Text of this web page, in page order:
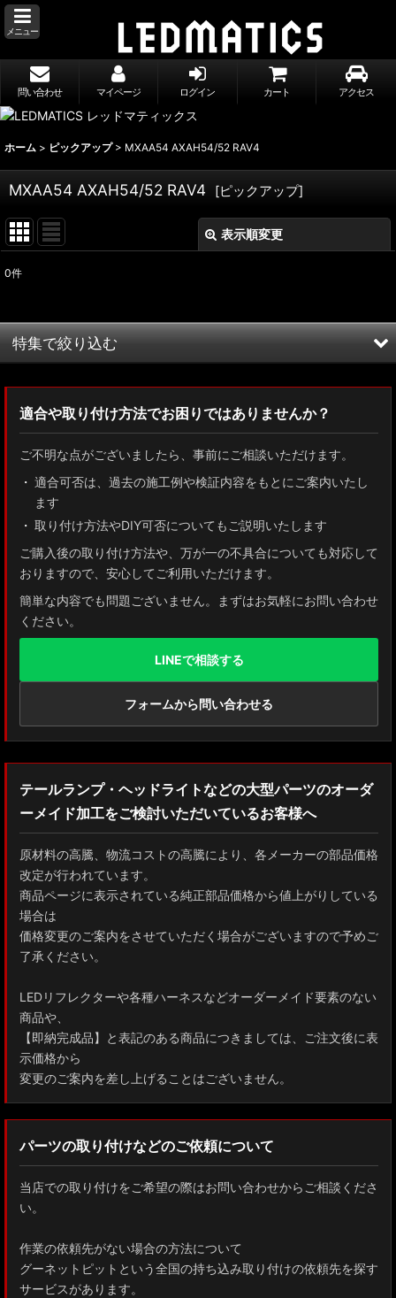
メニュー
問い合わせ マイページ ログイン カート アクセス
ホーム > ピックアップ > MXAA54 AXAH54/52 RAV4
MXAA54 AXAH54/52 RAV4 [ピックアップ]
表示順変更
並び順:
0件
特集で絞り込む
ZN8 GR86
GUN125 ハイラックス
AXUH80/85 MXUA80/85 ハリアー
ZSU60 ハリアー
MXAA54 AXAH54/52 RAV4
GDJ150W/151 WTRJ150 ランドクルーザー プラド
ZVG11/ZSG10 カローラクロス
GXPA16 MXPA12 GRヤリス
MXPH10/MXPA10/MXBA10/KSP210 ヤリス
MXPJ10/15 MXPB10/15 ヤリスクロス
ZYX10 NGX50 C-HR
AAHH40W/AAHH45W/TAHA40W ヴェルファイア
AAHH40W/AAHH45W/AGH40W アルファード
AYH30/GGH30/35/AGH30/35 ヴェルファイア
AYH30/GGH30/35/AGH30/35 アルファード
ACR50 エスティマ
ZWR90W/ZWR95W/MZRA90W/MZRA95W ノア/ヴォクシー
ZRR80 ノア/ヴォクシー
NHP17/NSP17NCP17 シエンタ
適合や取り付け方法でお困りではありませんか？
ご不明な点がございましたら、事前にご相談いただけます。
適合可否は、過去の施工例や検証内容をもとにご案内いたし
ます
取り付け方法やDIY可否についてもご説明いたします
ご購入後の取り付け方法や、万が一の不具合についても対応して
おりますので、安心してご利用いただけます。
簡単な内容でも問題ございません。まずはお気軽にお問い合わせ
ください。
LINEで相談する
フォームから問い合わせる
テールランプ・ヘッドライトなどの大型パーツのオーダ
ーメイド加工をご検討いただいているお客様へ
原材料の高騰、物流コストの高騰により、各メーカーの部品価格
改定が行われています。
商品ページに表示されている純正部品価格から値上がりしている
場合は
価格変更のご案内をさせていただく場合がございますので予めご
了承ください。
LEDリフレクターや各種ハーネスなどオーダーメイド要素のない
商品や、
【即納完成品】と表記のある商品につきましては、ご注文後に表
示価格から
変更のご案内を差し上げることはございません。
パーツの取り付けなどのご依頼について
当店での取り付けをご希望の際はお問い合わせからご相談くださ
い。
作業の依頼先がない場合の方法について
グーネットピットという全国の持ち込み取り付けの依頼先を探す
サービスがあります。